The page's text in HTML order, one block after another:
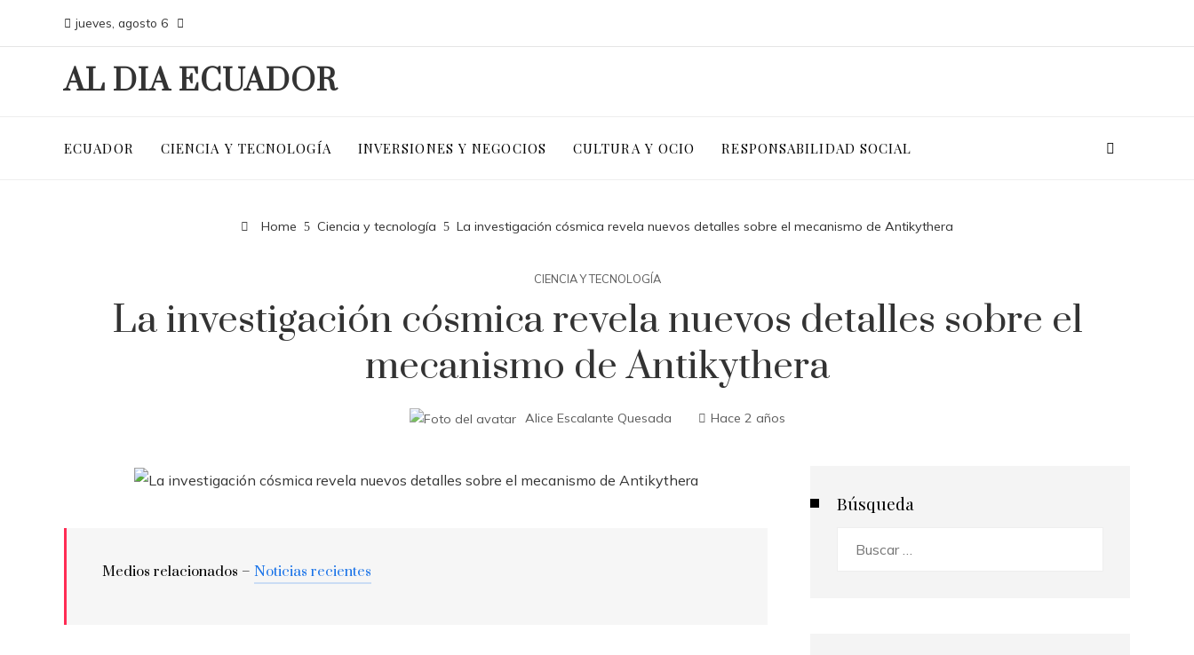
jueves, agosto 6
AL DIA ECUADOR
ECUADOR CIENCIA Y TECNOLOGÍA INVERSIONES Y NEGOCIOS CULTURA Y OCIO RESPONSABILIDAD SOCIAL
Home Ciencia y tecnología La investigación cósmica revela nuevos detalles sobre el mecanismo de Antikythera
CIENCIA Y TECNOLOGÍA
La investigación cósmica revela nuevos detalles sobre el
mecanismo de Antikythera
Alice Escalante Quesada Hace 2 años
Medios relacionados – Noticias recientes
Búsqueda